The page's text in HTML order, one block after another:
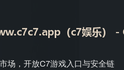
场，开放C7游戏入口与安全链